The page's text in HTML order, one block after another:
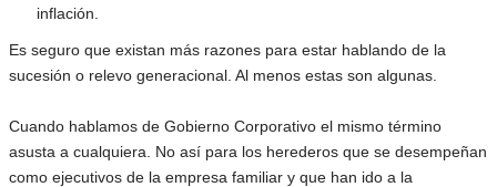
inflación.
Es seguro que existan más razones para estar hablando de la
sucesión o relevo generacional. Al menos estas son algunas.
Cuando hablamos de Gobierno Corporativo el mismo término
asusta a cualquiera. No así para los herederos que se desempeñan
como ejecutivos de la empresa familiar y que han ido a la